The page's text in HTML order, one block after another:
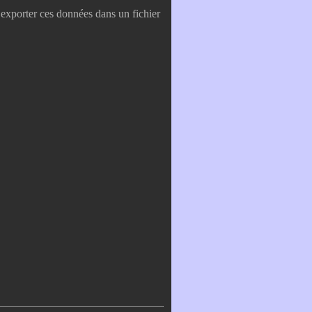
ces données dans un fichier